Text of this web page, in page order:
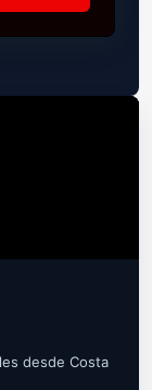
desde Costa